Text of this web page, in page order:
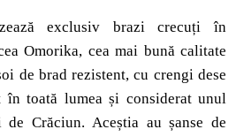
exclusiv brazi crecuți în
Omorika, cea mai bună calitate
de brad rezistent, cu crengi dese
în toată lumea și considerat unul
Crăciun. Aceștia au șanse de